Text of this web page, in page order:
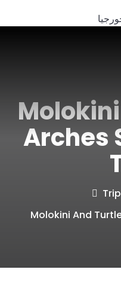
Arches
Molokini And